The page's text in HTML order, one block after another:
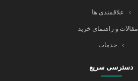
علاقمندی ها
مقالات و راهنمای خرید
خدمات
دسترسی سریع